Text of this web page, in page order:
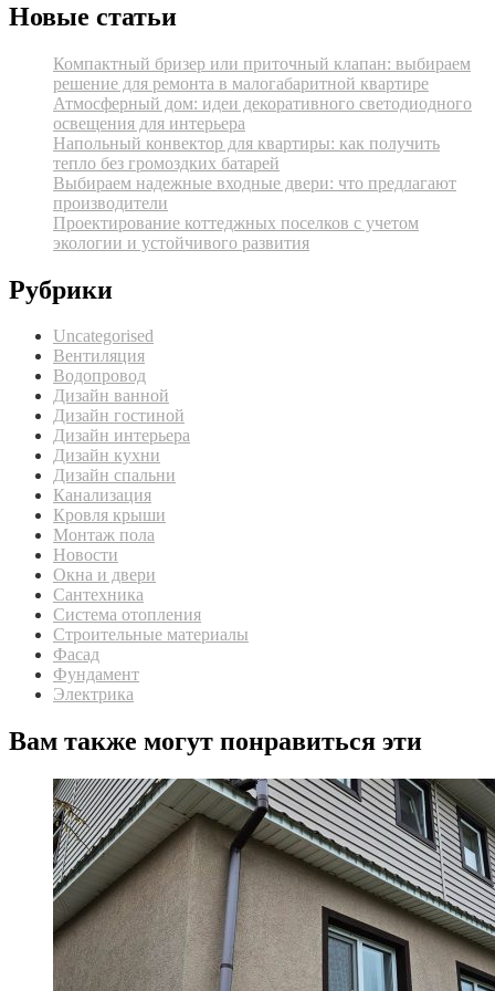
Новые статьи
Компактный бризер или приточный клапан: выбираем
решение для ремонта в малогабаритной квартире
Атмосферный дом: идеи декоративного светодиодного
освещения для интерьера
Напольный конвектор для квартиры: как получить
тепло без громоздких батарей
Выбираем надежные входные двери: что предлагают
производители
Проектирование коттеджных поселков с учетом
экологии и устойчивого развития
Рубрики
Uncategorised
Вентиляция
Водопровод
Дизайн ванной
Дизайн гостиной
Дизайн интерьера
Дизайн кухни
Дизайн спальни
Канализация
Кровля крыши
Монтаж пола
Новости
Окна и двери
Сантехника
Система отопления
Строительные материалы
Фасад
Фундамент
Электрика
Вам также могут понравиться эти